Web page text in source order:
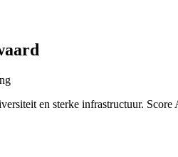
en sterke infrastructuur.